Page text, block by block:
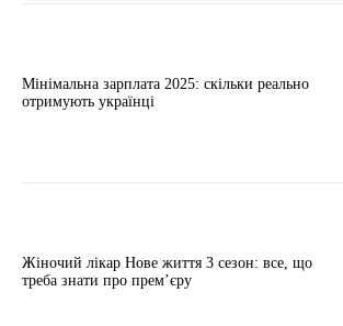
Мінімальна зарплата 2025: скільки реально
отримують українці
Жіночий лікар Нове життя 3 сезон: все, що
треба знати про прем’єру